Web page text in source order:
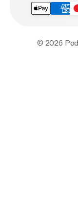
© 2026